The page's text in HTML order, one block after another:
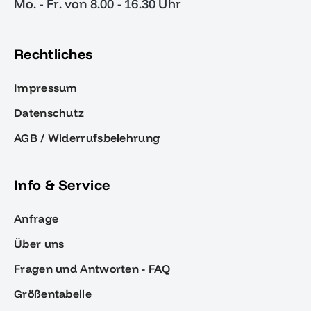
Mo. - Fr. von 8.00 - 16.30 Uhr
Rechtliches
Impressum
Datenschutz
AGB / Widerrufsbelehrung
Info & Service
Anfrage
Über uns
Fragen und Antworten - FAQ
Größentabelle